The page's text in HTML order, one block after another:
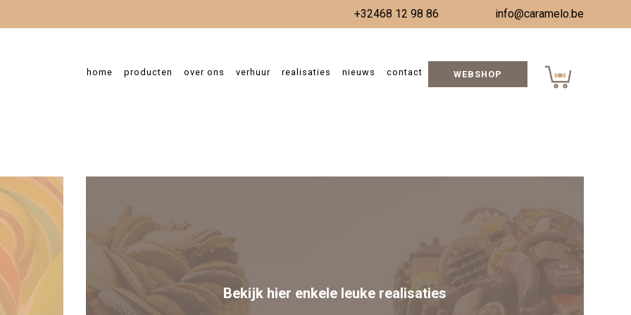
+32468 12 98 86 info@caramelo.be
home producten over ons verhuur realisaties nieuws contact WEBSHOP
Bekijk hier enkele leuke realisaties